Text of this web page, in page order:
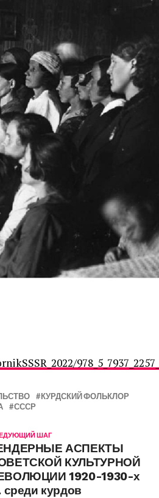
КУРДСКИЙ ФОЛЬКЛОР
СССР
ШАГ
АСПЕКТЫ
КУЛЬТУРНОЙ
1920-1930-х
среди курдов